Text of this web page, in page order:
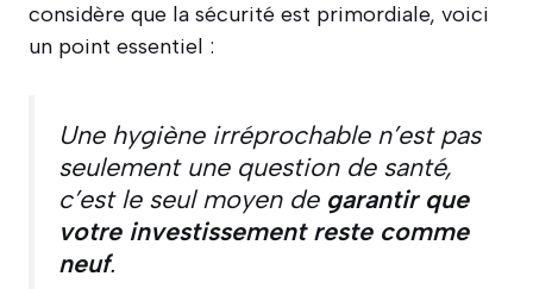
considère que la sécurité est primordiale, voici
un point essentiel :
Une hygiène irréprochable n’est pas
seulement une question de santé,
c’est le seul moyen de garantir que
votre investissement reste comme
neuf.